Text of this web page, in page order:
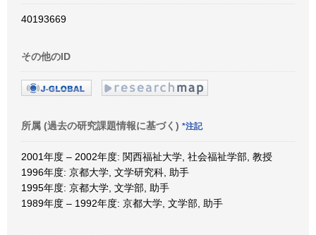
40193669
その他のID
所属 (過去の研究課題情報に基づく) *注記
2001年度 – 2002年度: 関西福祉大学, 社会福祉学部, 教授
1996年度: 京都大学, 文学研究科, 助手
1995年度: 京都大学, 文学部, 助手
1989年度 – 1992年度: 京都大学, 文学部, 助手